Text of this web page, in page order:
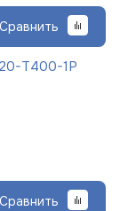
Сравнить
Т400-1Р
Сравнить